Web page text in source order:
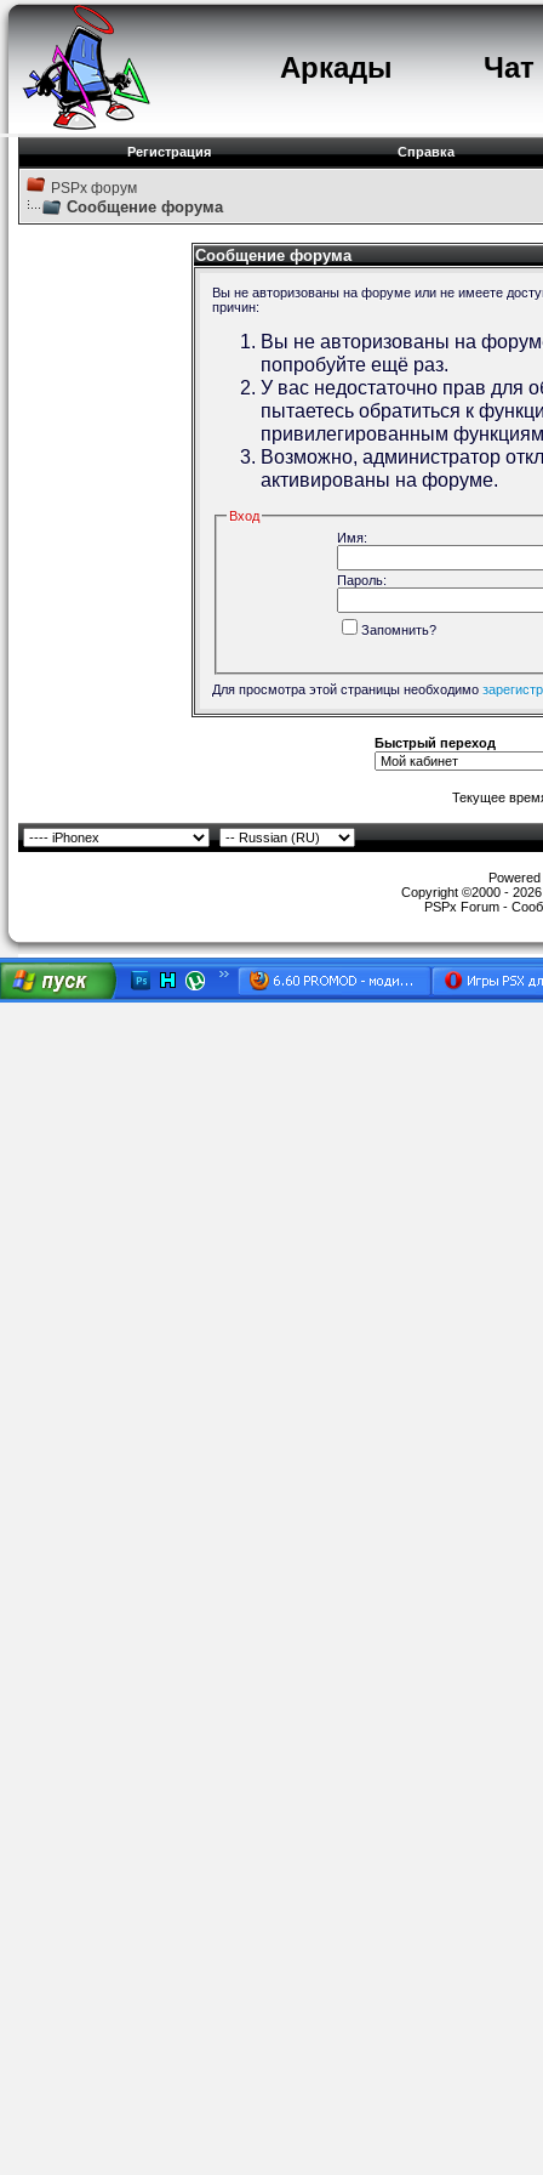
Аркады Чат
Регистрация Справка
PSPx форум
Сообщение форума
Сообщение форума
Вы не авторизованы на форуме или не имеете
причин:
Вы не авторизованы на
попробуйте ещё раз.
У вас недостаточно прав для
пытаетесь обратиться к
привилегированным
Возможно, администратор
активированы на форуме.
Вход
Имя:
Пароль:
Запомнить?
Для просмотра этой страницы необходимо
Быстрый переход
Текущее
Copyright ©2000 -
PSPx Forum -